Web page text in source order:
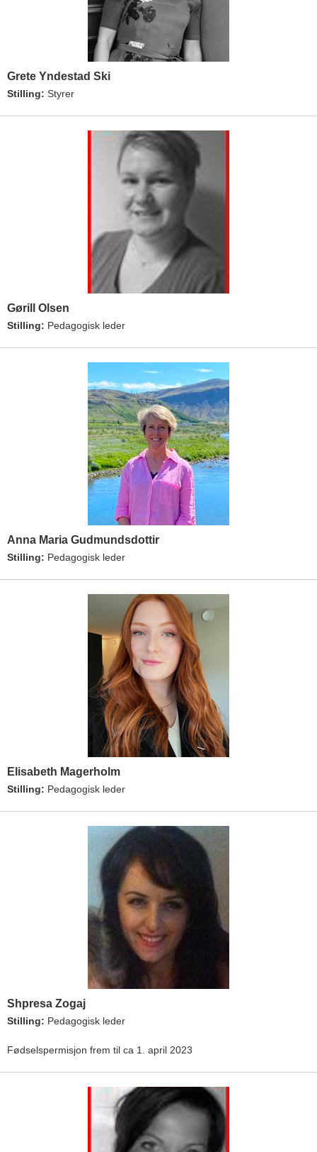
Grete Yndestad Ski
Stilling: Styrer
Gørill Olsen
Stilling: Pedagogisk leder
Anna Maria Gudmundsdottir
Stilling: Pedagogisk leder
Elisabeth Magerholm
Stilling: Pedagogisk leder
Shpresa Zogaj
Stilling: Pedagogisk leder
Fødselspermisjon frem til ca 1. april 2023